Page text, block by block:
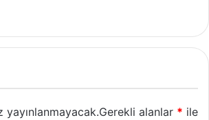
Gerekli alanlar * ile